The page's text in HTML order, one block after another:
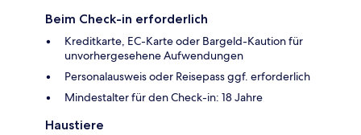
Beim Check-in erforderlich
Kreditkarte, EC-Karte oder Bargeld-Kaution für
unvorhergesehene Aufwendungen
Personalausweis oder Reisepass ggf. erforderlich
Mindestalter für den Check-in: 18 Jahre
Haustiere